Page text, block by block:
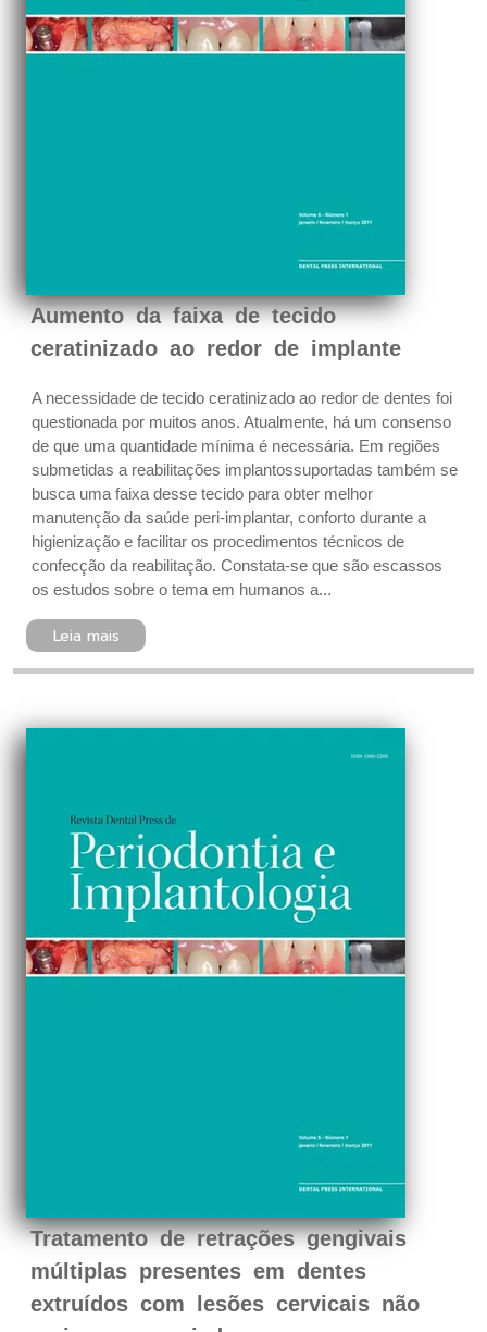
Aumento da faixa de tecido
ceratinizado ao redor de implante
A necessidade de tecido ceratinizado ao redor de dentes foi
questionada por muitos anos. Atualmente, há um consenso
de que uma quantidade mínima é necessária. Em regiões
submetidas a reabilitações implantossuportadas também se
busca uma faixa desse tecido para obter melhor
manutenção da saúde peri-implantar, conforto durante a
higienização e facilitar os procedimentos técnicos de
confecção da reabilitação. Constata-se que são escassos
os estudos sobre o tema em humanos a...
Leia mais
Tratamento de retrações gengivais
múltiplas presentes em dentes
extruídos com lesões cervicais não